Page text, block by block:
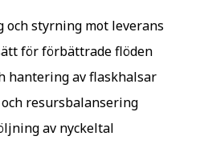
styrning mot leverans
för förbättrade flöden
hantering av flaskhalsar
resursbalansering
av nyckeltal